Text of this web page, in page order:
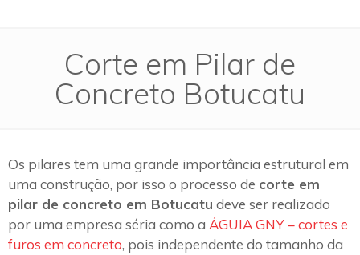
Corte em Pilar de
Concreto Botucatu
Os pilares tem uma grande importância estrutural em
uma construção, por isso o processo de corte em
pilar de concreto em Botucatu deve ser realizado
por uma empresa séria como a ÁGUIA GNY – cortes e
furos em concreto, pois independente do tamanho da